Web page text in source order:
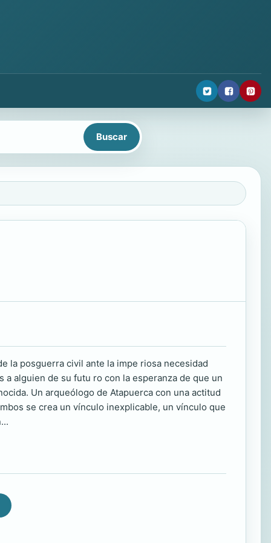
la posguerra civil ante la impe riosa necesidad
alguien de su futu ro con la esperanza de que un
Un arqueólogo de Atapuerca con una actitud
se crea un vínculo inexplicable, un vínculo que